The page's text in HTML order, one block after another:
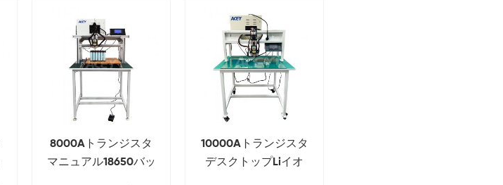
8000Aトランジスタ
マニュアル18650バッ
10000Aトランジスタ
デスクトップLiイオ